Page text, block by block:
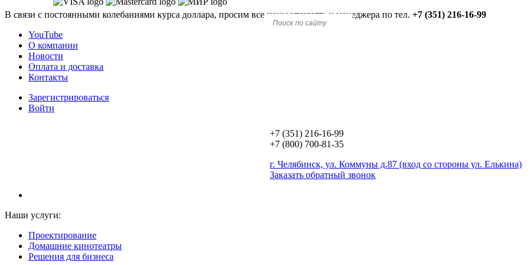
В связи с постоянными колебаниями курса доллара, просим все цены уточнять у менеджера по тел. +7 (351) 216-16-99
YouTube
О компании
Новости
Оплата и доставка
Контакты
Зарегистрироваться
Войти
+7 (351) 216-16-99
+7 (800) 700-81-35
г. Челябинск, ул. Коммуны д.87 (вход со стороны ул. Елькина)
Заказать обратный звонок
Наши услуги:
Проектирование
Домашние кинотеатры
Решения для бизнеса